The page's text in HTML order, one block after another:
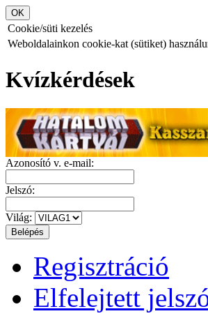
Cookie/süti kezelés
Weboldalainkon cookie-kat (sütiket)
Kvízkérdések
Azonosító v. e-mail:
Jelszó:
Világ:
Regisztráció
Elfelejtett